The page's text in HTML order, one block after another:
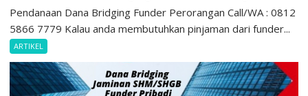
Pendanaan Dana Bridging Funder Perorangan Call/WA : 0812
5866 7779 Kalau anda membutuhkan pinjaman dari funder...
ARTIKEL